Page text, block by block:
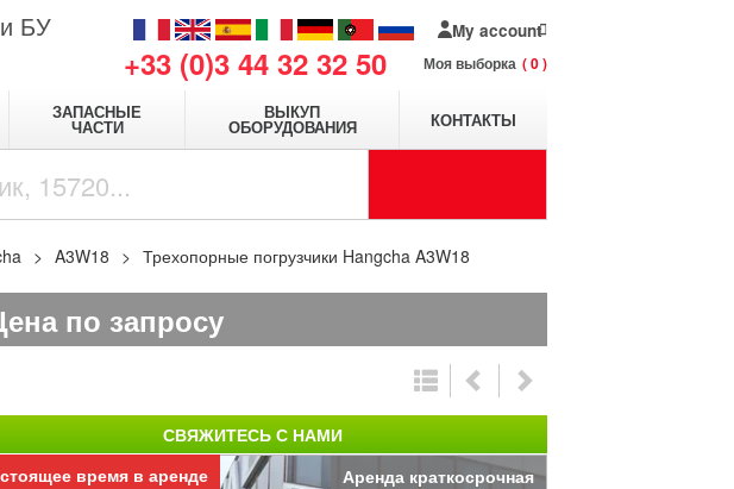
БУ
+33 (0)3 44 32 32 50
My account
Моя выборка 0
ЗАПАСНЫЕ
ЧАСТИ
ВЫКУП
ОБОРУДОВАНИЯ КОНТАКТЫ
A3W18 Трехопорные погрузчики Hangcha A3W18
по запросу
Аренда краткосрочная
время в аренде
СВЯЖИТЕСЬ С НАМИ